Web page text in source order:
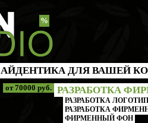
%
АЙДЕНТИКА ДЛЯ ВАШЕЙ
РАЗРАБОТКА
РАЗРАБОТКА
РАЗРАБОТКА
ФИРМЕННЫЙ ФОН
от 70000 руб.